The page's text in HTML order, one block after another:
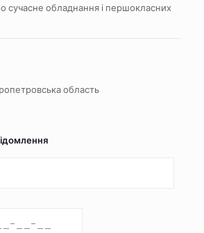
сучасне обладнання і першокласних
область